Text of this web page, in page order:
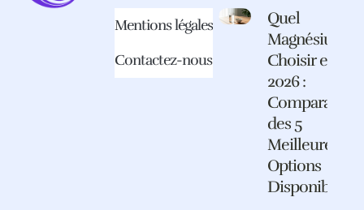
Mentions légales
Contactez-nous
Quel
Magnésium
Choisir en
2026 :
Comparatif
des 5
Meilleures
Options
Disponibles